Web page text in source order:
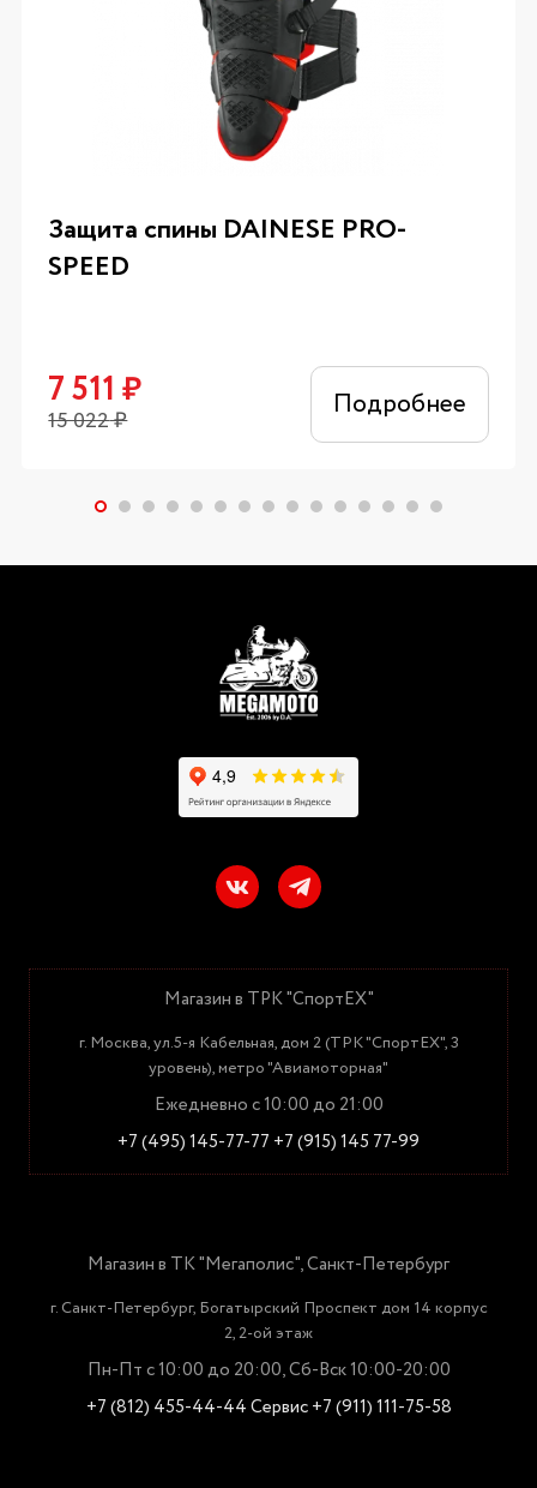
Защита спины DAINESE PRO-
SPEED
7 511 ₽
15 022₽ Подробнее
Магазин в ТРК "СпортЕХ"
г. Москва, ул.5-я Кабельная, дом 2 (ТРК "СпортЕХ", 3
уровень), метро "Авиамоторная"
Ежедневно с 10:00 до 21:00
+7 (495) 145-77-77 +7 (915) 145 77-99
Магазин в ТК "Мегаполис", Санкт-Петербург
г. Санкт-Петербург, Богатырский Проспект дом 14 корпус
2, 2-ой этаж
Пн-Пт с 10:00 до 20:00, Сб-Вск 10:00-20:00
+7 (812) 455-44-44Сервис +7 (911) 111-75-58